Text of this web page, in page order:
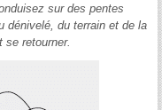
sur des pentes
dénivelé, du terrain et de la
se retourner.